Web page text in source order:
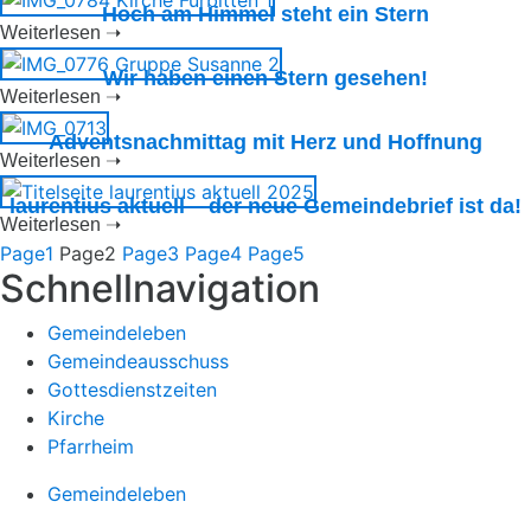
Hoch am Himmel steht ein Stern
Weiterlesen ➝
Wir haben einen Stern gesehen!
Weiterlesen ➝
Adventsnachmittag mit Herz und Hoffnung
Weiterlesen ➝
laurentius aktuell – der neue Gemeindebrief ist da!
Weiterlesen ➝
Page1 Page2 Page3 Page4 Page5
Schnellnavigation
Gemeindeleben
Gemeindeausschuss
Gottesdienstzeiten
Kirche
Pfarrheim
Gemeindeleben